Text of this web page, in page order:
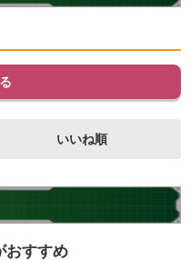
果】
クスキル(
5 )】
混血サイヤ人
いいね順
おすすめ